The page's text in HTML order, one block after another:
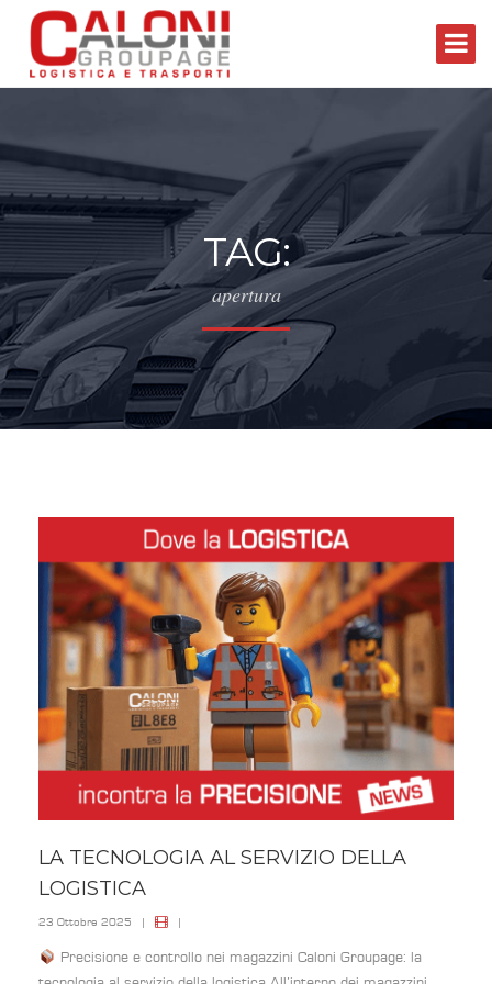
TAG:
apertura
LA TECNOLOGIA AL SERVIZIO DELLA
LOGISTICA
23 Ottobre 2025 | |
Precisione e controllo nei magazzini Caloni Groupage: la